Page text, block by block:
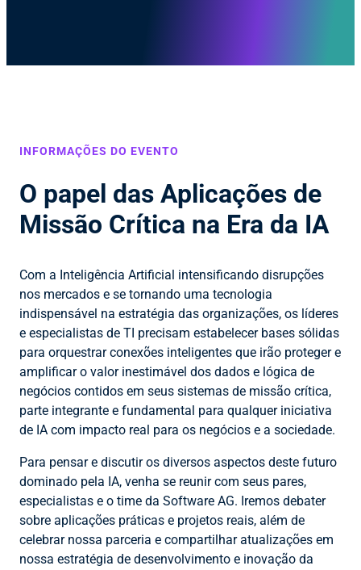
INFORMAÇÕES DO EVENTO
O papel das Aplicações de
Missão Crítica na Era da IA
Com a Inteligência Artificial intensificando disrupções
nos mercados e se tornando uma tecnologia
indispensável na estratégia das organizações, os líderes
e especialistas de TI precisam estabelecer bases sólidas
para orquestrar conexões inteligentes que irão proteger e
amplificar o valor inestimável dos dados e lógica de
negócios contidos em seus sistemas de missão crítica,
parte integrante e fundamental para qualquer iniciativa
de IA com impacto real para os negócios e a sociedade.
Para pensar e discutir os diversos aspectos deste futuro
dominado pela IA, venha se reunir com seus pares,
especialistas e o time da Software AG. Iremos debater
sobre aplicações práticas e projetos reais, além de
celebrar nossa parceria e compartilhar atualizações em
nossa estratégia de desenvolvimento e inovação da